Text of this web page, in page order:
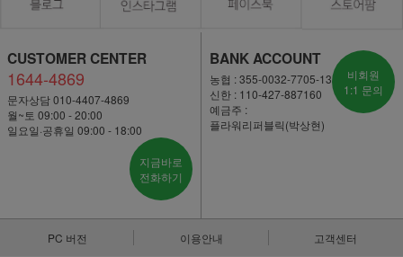
CUSTOMER CENTER
1644-4869
문자상담 010-4407-4869
월~토 09:00 - 20:00
일요일·공휴일 09:00 - 18:00
지금바로
전화하기
BANK ACCOUNT
농협 : 355-0032-7705-13
신한 : 110-427-887160
예금주 :
플라워리퍼블릭(박상현)
비회원
1:1 문의
PC 버전 이용안내 고객센터